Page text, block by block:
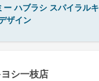
ー ハブラシ スパイラル
ザイン
シ一枝店